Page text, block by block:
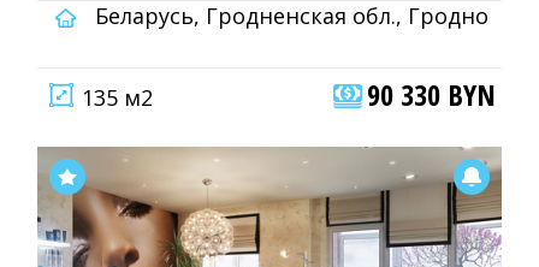
Беларусь, Гродненская обл., Гродно
135 м2 90 330 BYN